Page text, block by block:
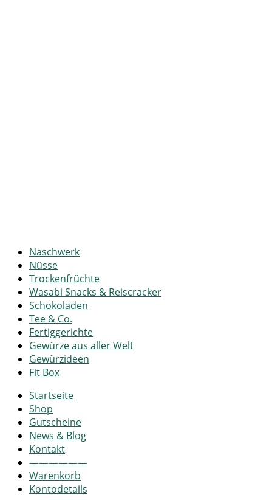
Naschwerk
Nüsse
Trockenfrüchte
Wasabi Snacks & Reiscracker
Schokoladen
Tee & Co.
Fertiggerichte
Gewürze aus aller Welt
Gewürzideen
Fit Box
Startseite
Shop
Gutscheine
News & Blog
Kontakt
——————
Warenkorb
Kontodetails